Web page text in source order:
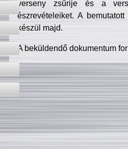
verseny zsűrije és a
észrevételeiket. A
készül majd.
A beküldendő dokumentum